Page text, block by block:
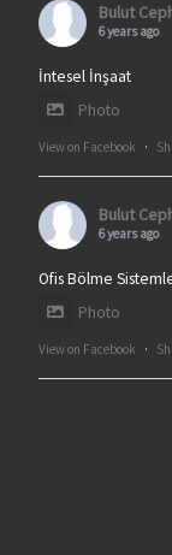
Bulut
6 years ago
İntesel İnşaat
Photo
View on Facebook ·
Bulut
6 years ago
Ofis Bölme
Photo
View on Facebook ·